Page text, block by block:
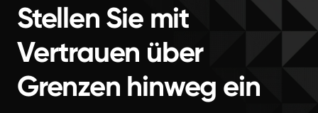
Stellen Sie mit
Vertrauen über
Grenzen hinweg ein